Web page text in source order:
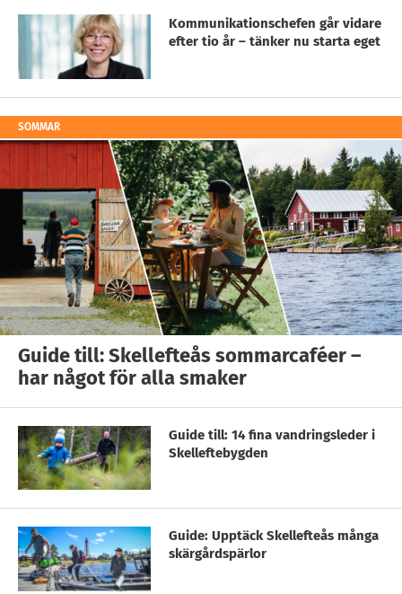
Kommunikationschefen går vidare
efter tio år – tänker nu starta eget
SOMMAR
Guide till: Skellefteås sommarcaféer –
har något för alla smaker
Guide till: 14 fina vandringsleder i
Skelleftebygden
Guide: Upptäck Skellefteås många
skärgårdspärlor